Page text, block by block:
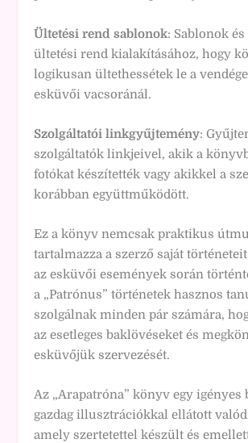
Ültetési rend sablonok: Sablonok
ültetési rend kialakításához, hogy
logikusan ültethessétek le a
esküvői vacsoránál.
Szolgáltatói linkgyűjtemény:
szolgáltatók linkjeivel, akik a
fotókat készítették vagy akikkel a
korábban együttműködött.
Ez a könyv nemcsak praktikus
tartalmazza a szerző saját
az esküvői események során
a „Patrónus” történetek hasznos
szolgálnak minden pár számára,
az esetleges baklövéseket és
esküvőjük szervezését.
Az „Arapatróna” könyv egy igényes
gazdag illusztrációkkal ellátott
amely szertetettel készült és